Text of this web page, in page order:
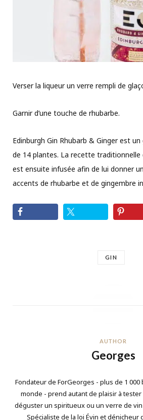
Verser la liqueur un verre rempli de
Garnir d’une touche de rhubarbe.
Edinburgh Gin Rhubarb & Ginger est
de 14 plantes. La recette traditionnelle
est ensuite infusée afin de lui donner
accents de rhubarbe et de gingembre
GIN
AUTHOR
Georges
Fondateur de ForGeorges - plus de 1
monde - prend autant de plaisir à
déguster un spiritueux ou un verre de
Spécialiste de la loi Évin et dénicheur